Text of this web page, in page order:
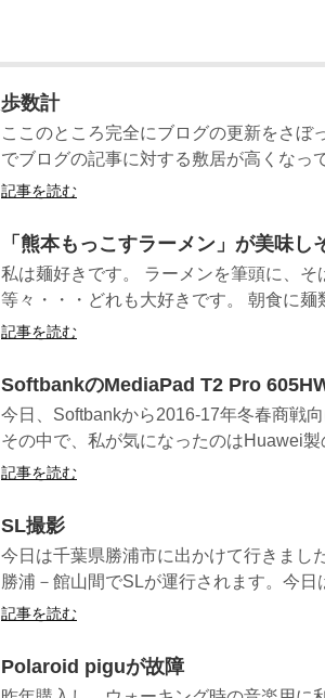
歩数計
ここのところ完全にブログの更新をさぼ
でブログの記事に対する敷居が高くなっ
記事を読む
「熊本もっこすラーメン」が美味し
私は麺好きです。 ラーメンを筆頭に、そ
等々・・・どれも大好きです。 朝食に
記事を読む
SoftbankのMediaPad T2 Pro
今日、Softbankから2016-17年冬春商戦
その中で、私が気になったのはHuawei製
記事を読む
SL撮影
今日は千葉県勝浦市に出かけて行きまし
勝浦－館山間でSLが運行されます。今
記事を読む
Polaroid piguが故障